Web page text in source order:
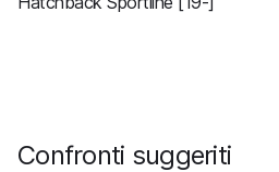
Confronti suggeriti